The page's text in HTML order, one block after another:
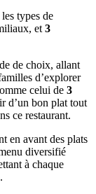
types de
et 3
de choix, allant
d’explorer
celui de 3
d’un bon plat tout
ce restaurant.
en avant des plats
diversifié
à chaque